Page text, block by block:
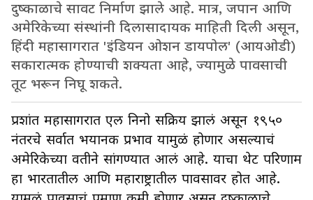
दुष्काळाचे सावट निर्माण झाले आहे. मात्र, जपान आणि
अमेरिकेच्या संस्थांनी दिलासादायक माहिती दिली असून,
हिंदी महासागरात 'इंडियन ओशन डायपोल' (आयओडी)
सकारात्मक होण्याची शक्यता आहे, ज्यामुळे पावसाची
तूट भरून निघू शकते.
प्रशांत महासागरात एल निनो सक्रिय झालं असून १९५०
नंतरचे सर्वात भयानक प्रभाव यामुळं होणार असल्याचं
अमेरिकेच्या वतीने सांगण्यात आलं आहे. याचा थेट परिणाम
हा भारतातील आणि महाराष्ट्रातील पावसावर होत आहे.